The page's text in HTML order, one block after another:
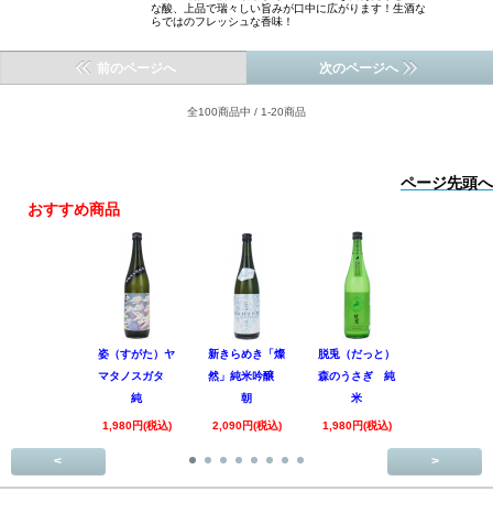
な酸、上品で瑞々しい旨みが口中に広がります！生酒な
らではのフレッシュな香味！
前のページへ 次のページへ
全100商品中 / 1-20商品
ページ先頭へ
おすすめ商品
姿（すがた）ヤ
マタノスガタ
純
1,980円(税込)
新きらめき「燦
然」純米吟醸
朝
2,090円(税込)
脱兎（だっと）
森のうさぎ 純
米
1,980円(税込)
< >